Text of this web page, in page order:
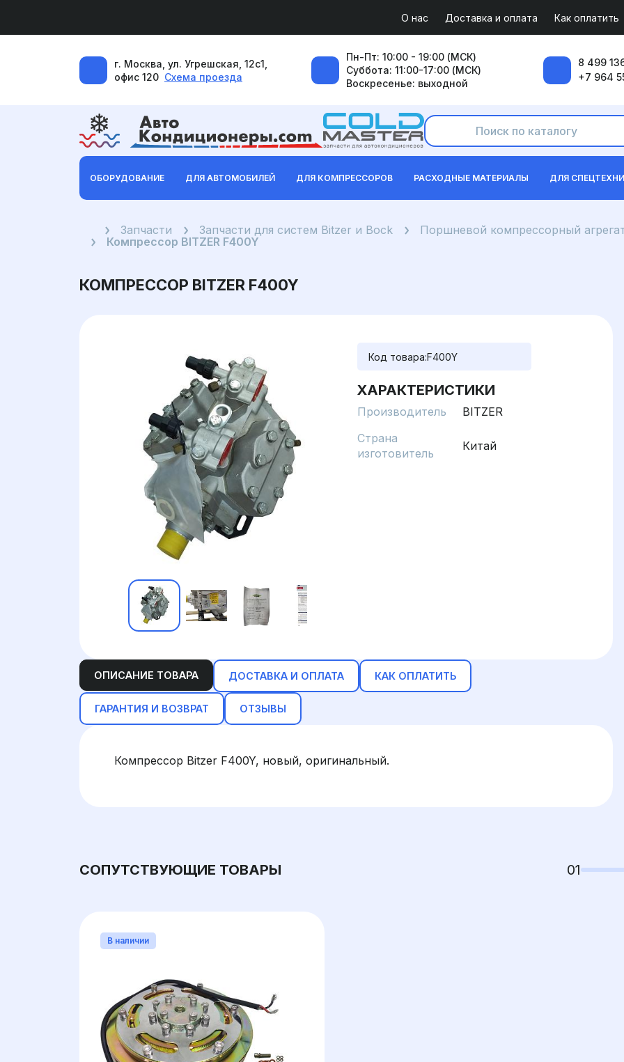
О нас Доставка и оплата Как оплатить
г. Москва, ул. Угрешская, 12с1,
офис 120 Схема проезда
Пн-Пт: 10:00 - 19:00 (МСК)
Суббота: 11:00-17:00 (МСК)
Воскресенье: выходной
8 499
+7 964
ОБОРУДОВАНИЕ ДЛЯ АВТОМОБИЛЕЙ ДЛЯ КОМПРЕССОРОВ РАСХОДНЫЕ МАТЕРИАЛЫ ДЛЯ
ГлавнаяЗапчасти Запчасти для систем Bitzer и Bock
Поршневой компрессорный
Компрессор BITZER F400Y
КОМПРЕССОР BITZER F400Y
Код товара:F400Y
ХАРАКТЕРИСТИКИ
Производитель
BITZER
Страна
изготовитель
Китай
ОПИСАНИЕ ТОВАРА ДОСТАВКА И ОПЛАТА КАК ОПЛАТИТЬ
ГАРАНТИЯ И ВОЗВРАТ ОТЗЫВЫ
Компрессор Bitzer F400Y, новый, оригинальный.
СОПУТСТВУЮЩИЕ ТОВАРЫ 01
В наличии